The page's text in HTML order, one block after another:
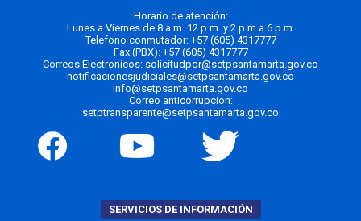
Horario de atención:
Lunes a Viernes de 8 a.m. 12 p.m. y 2 p.m a 6 p.m.
Telefono conmutador: +57 (605) 4317777
Fax (PBX): +57 (605) 4317777
Correos Electronicos: solicitudpqr@setpsantamarta.gov.co
notificacionesjudiciales@setpsantamarta.gov.co
info@setpsantamarta.gov.co
Correo anticorrupcion:
setptransparente@setpsantamarta.gov.co
SERVICIOS DE INFORMACIÓN